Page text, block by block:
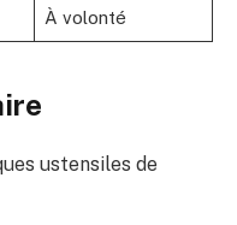
À volonté
ustensiles de